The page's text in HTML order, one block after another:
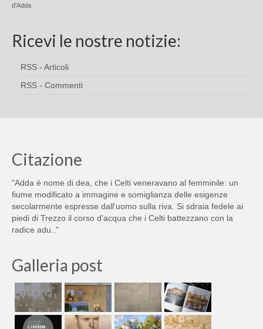
d'Adda
Ricevi le nostre notizie:
RSS - Articoli
RSS - Commenti
Citazione
"Adda è nome di dea, che i Celti veneravano al femminile: un
fiume modificato a immagine e somiglianza delle esigenze
secolarmente espresse dall'uomo sulla riva. Si sdraia fedele ai
piedi di Trezzo il corso d'acqua che i Celti battezzano con la
radice adu.."
Galleria post